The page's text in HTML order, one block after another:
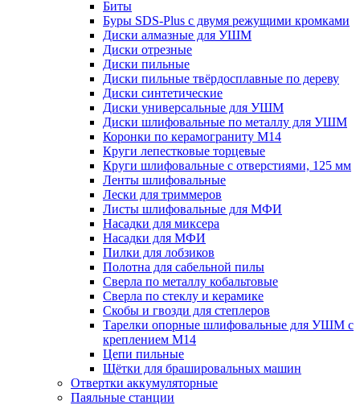
Биты
Буры SDS-Plus c двумя режущими кромками
Диски алмазные для УШМ
Диски отрезные
Диски пильные
Диски пильные твёрдосплавные по дереву
Диски синтетические
Диски универсальные для УШМ
Диски шлифовальные по металлу для УШМ
Коронки по керамограниту M14
Круги лепестковые торцевые
Круги шлифовальные с отверстиями, 125 мм
Ленты шлифовальные
Лески для триммеров
Листы шлифовальные для МФИ
Насадки для миксера
Насадки для МФИ
Пилки для лобзиков
Полотна для сабельной пилы
Сверла по металлу кобальтовые
Сверла по стеклу и керамике
Скобы и гвозди для степлеров
Тарелки опорные шлифовальные для УШМ с
креплением М14
Цепи пильные
Щётки для брашировальных машин
Отвертки аккумуляторные
Паяльные станции